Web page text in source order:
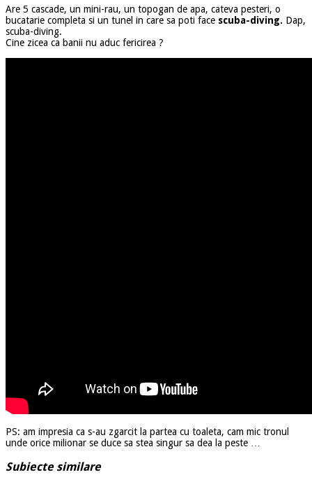
Are 5 cascade, un mini-rau, un topogan de apa, cateva pesteri, o
bucatarie completa si un tunel in care sa poti face scuba-diving. Dap,
scuba-diving.
Cine zicea ca banii nu aduc fericirea ?
PS: am impresia ca s-au zgarcit la partea cu toaleta, cam mic tronul
unde orice milionar se duce sa stea singur sa dea la peste …
Subiecte similare